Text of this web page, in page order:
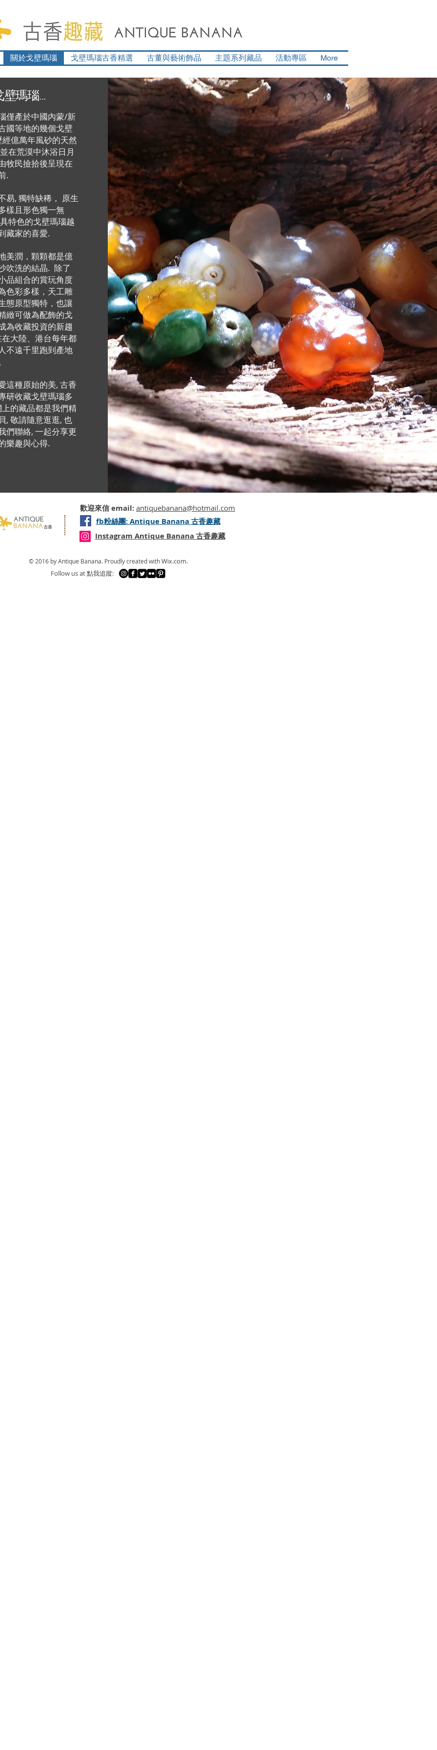
關於戈壁瑪瑙 戈壁瑪瑙古香精選 古董與藝術飾品 主題系列藏品 活動專區 More
壁瑪瑙...
僅產於中國內蒙/新
國等地的幾個戈壁
億萬年風砂的天然
在荒漠中沐浴日月
牧民撿拾後呈現在
.
易, 獨特缺稀， 原生
樣且形色獨一無
特色的戈壁瑪瑙越
藏家的喜愛.
美潤，顆顆都是億
吹洗的結晶. 除了
品組合的賞玩角度
色彩多樣，天工雕
態原型獨特，也讓
緻可做為配飾的戈
為收藏投資的新趨
大陸、港台每年都
不遠千里跑到產地
這種原始的美, 古香
研收藏戈壁瑪瑙多
的藏品都是我們精
, 敬請隨意逛逛, 也
們聯絡, 一起分享更
樂趣與心得.
fb粉絲團: Antique Banana 古香趣藏
歡迎來信 email: antiquebanana@hotmail.com
Instagram Antique Banana 古香趣藏
© 2016 by Antique Banana. Proudly created withWix.com.
​Follow us at 點我追蹤: